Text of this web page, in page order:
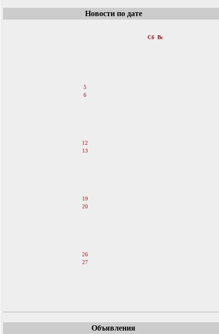
Новости по дате
Сб Вс
5
6
12
13
19
20
26
27
Объявления